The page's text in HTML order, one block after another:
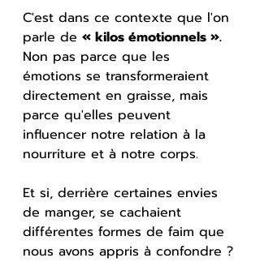
C'est dans ce contexte que l'on
parle de « kilos émotionnels ».
Non pas parce que les
émotions se transformeraient
directement en graisse, mais
parce qu'elles peuvent
influencer notre relation à la
nourriture et à notre corps.
Et si, derrière certaines envies
de manger, se cachaient
différentes formes de faim que
nous avons appris à confondre ?